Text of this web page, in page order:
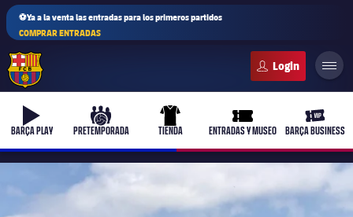
⚽Ya a la venta las entradas para los primeros partidos
COMPRAR ENTRADAS
b-play
BARÇA PLAY
culers-ball
PRETEMPORADA
uniform
TIENDA
ticket-full
ENTRADAS Y MUSEO
ticket-
BARÇA BUSINESS